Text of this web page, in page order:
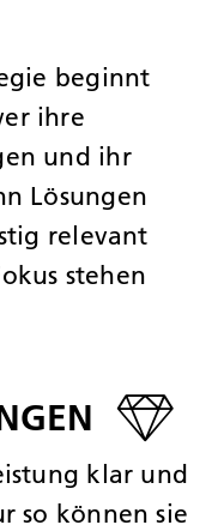
beginnt
ihre
und ihr
Lösungen
relevant
stehen
klar und
so können sie